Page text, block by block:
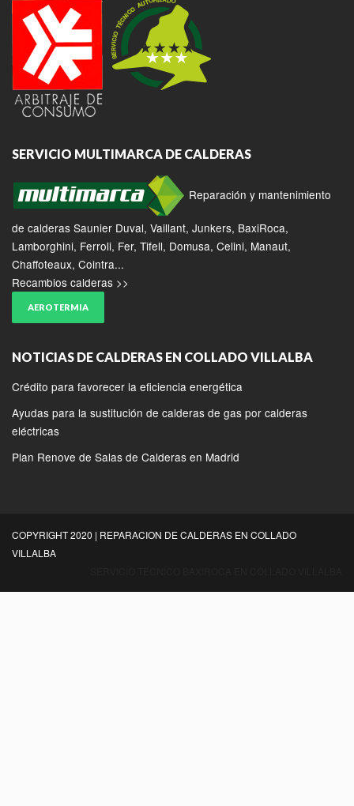
SERVICIO MULTIMARCA DE CALDERAS
Reparación y mantenimiento
de calderas Saunier Duval, Vaillant, Junkers, BaxiRoca,
Lamborghini, Ferroli, Fer, Tifell, Domusa, Celini, Manaut,
Chaffoteaux, Cointra...
Recambios calderas >>
AEROTERMIA
NOTICIAS DE CALDERAS EN COLLADO VILLALBA
Crédito para favorecer la eficiencia energética
Ayudas para la sustitución de calderas de gas por calderas
eléctricas
Plan Renove de Salas de Calderas en Madrid
COPYRIGHT 2020 | REPARACION DE CALDERAS EN COLLADO
VILLALBA